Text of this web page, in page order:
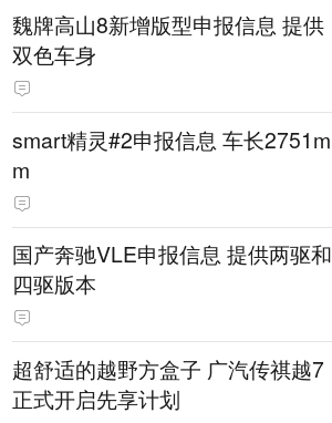
魏牌高山8新增版型申报信息 提供
双色车身
smart精灵#2申报信息 车长2751m
m
国产奔驰VLE申报信息 提供两驱和
四驱版本
超舒适的越野方盒子 广汽传祺越7
正式开启先享计划